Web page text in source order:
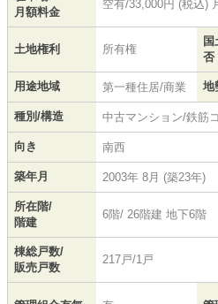
月額料金
空有/33,000円 (税込)
土地権利 所有権
国
否
用途地域 第一種住居/商業 地
種別/構造 中古マンション/鉄筋
向き 南西
築年月 2003年 8月 (築23年)
所在階/
階建
6階/ 26階建 地下6階
棟総戸数/
販売戸数
217戸/1戸